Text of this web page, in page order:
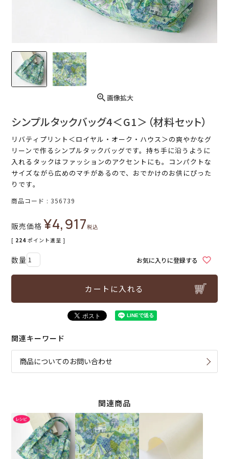
画像拡大
シンプルタックバッグ4＜G1＞（材料セット）
リバティプリント＜ロイヤル・オーク・ハウス＞の爽やかなグ
リーンで作るシンプルタックバッグです。持ち手に沿うように
入れるタックはファッションのアクセントにも。コンパクトな
サイズながら広めのマチがあるので、おでかけのお供にぴった
りです。
商品コード 356739
販売価格 ¥4,917税込
[ 224 ポイント進呈 ]
お気に入りに登録する
カートに入れる
関連キーワード
商品についてのお問い合わせ
関連商品